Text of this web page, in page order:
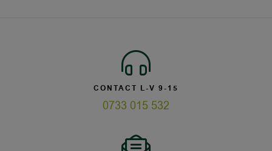
CONTACT L-V 9-15
0733 015 532